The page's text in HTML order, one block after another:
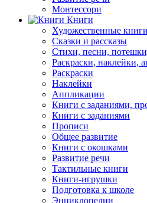
Монтессори
Книги
Художественные книги
Сказки и рассказы
Стихи, песни,
Раскраски, наклейки,
Раскраски
Наклейки
Аппликации
Книги с заданиями,
Книги с заданиями
Прописи
Общее развитие
Книги с окошками
Развитие речи
Тактильные книги
Книги-игрушки
Подготовка к школе
Энциклопедии